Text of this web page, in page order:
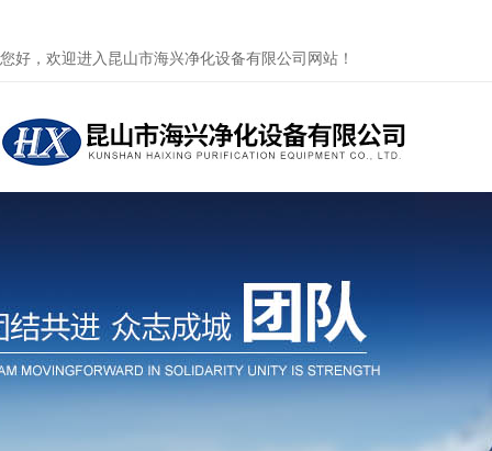
您好，欢迎进入昆山市海兴净化设备有限公司网站！